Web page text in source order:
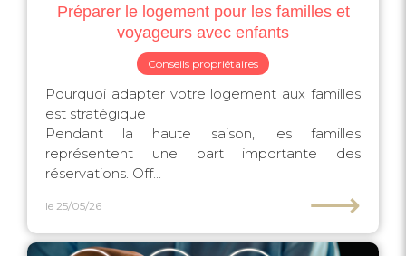
Préparer le logement pour les familles et
voyageurs avec enfants
Conseils propriétaires
Pourquoi adapter votre logement aux familles
est stratégique ‍‍‍
Pendant la haute saison, les familles
représentent une part importante des
réservations. Off...
le 25/05/26 ⟶